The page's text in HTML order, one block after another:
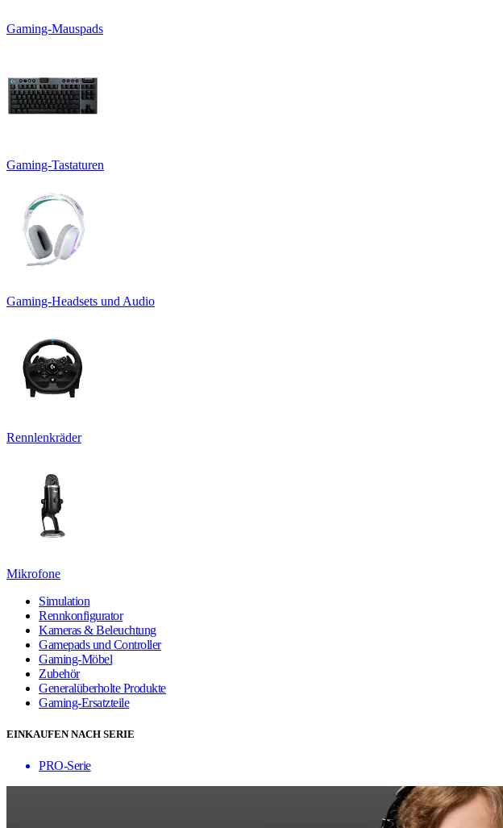
Gaming-Mauspads
Gaming-Tastaturen
Gaming-Headsets und Audio
Rennlenkräder
Mikrofone
Simulation
Rennkonfigurator
Kameras & Beleuchtung
Gamepads und Controller
Gaming-Möbel
Zubehör
Generalüberholte Produkte
Gaming-Ersatzteile
EINKAUFEN NACH SERIE
PRO-Serie